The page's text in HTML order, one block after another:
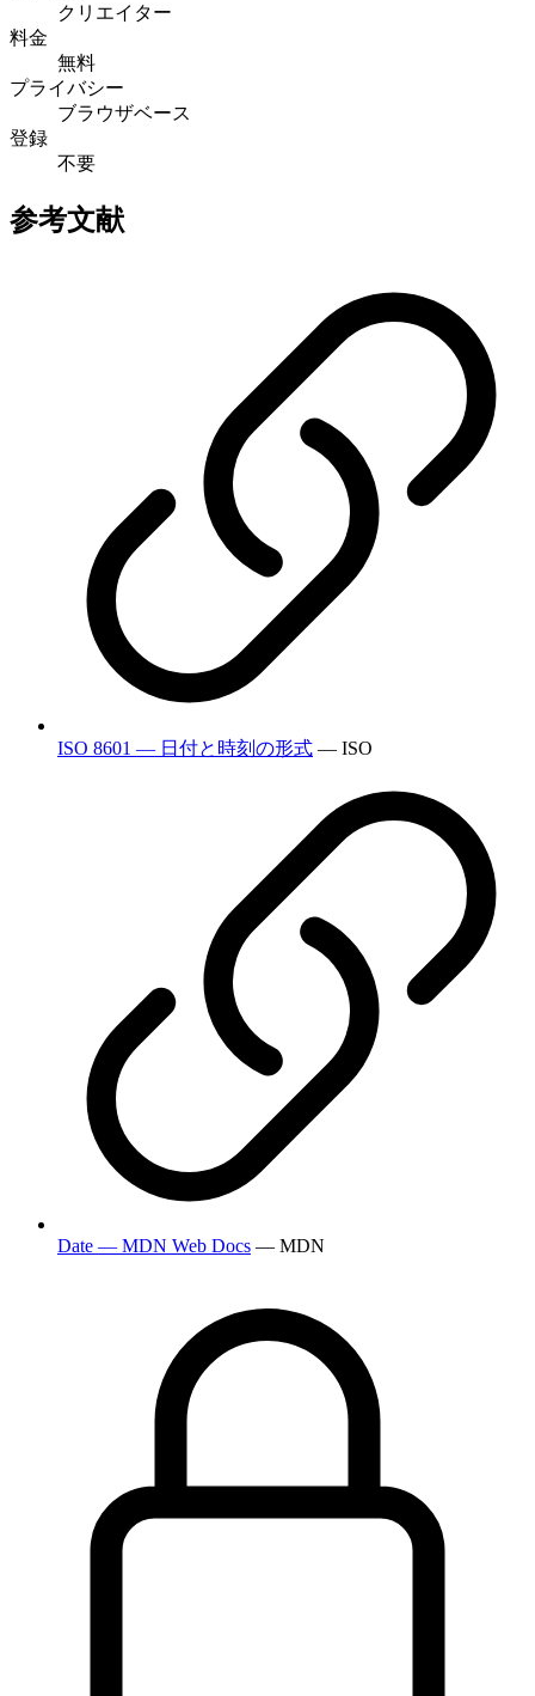
クリエイター
料金
無料
プライバシー
ブラウザベース
登録
不要
参考文献
ISO 8601 — 日付と時刻の形式 — ISO
Date — MDN Web Docs — MDN